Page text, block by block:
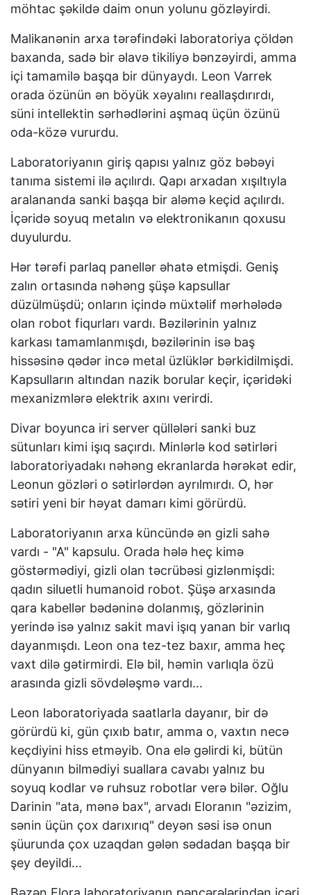
möhtac şəkildə daim onun yolunu gözləyirdi.
Malikanənin arxa tərəfindəki laboratoriya çöldən
baxanda, sadə bir əlavə tikiliyə bənzəyirdi, amma
içi tamamilə başqa bir dünyaydı. Leon Varrek
orada özünün ən böyük xəyalını reallaşdırırdı,
süni intellektin sərhədlərini aşmaq üçün özünü
oda-közə vururdu.
Laboratoriyanın giriş qapısı yalnız göz bəbəyi
tanıma sistemi ilə açılırdı. Qapı arxadan xışıltıyla
aralananda sanki başqa bir aləmə keçid açılırdı.
İçəridə soyuq metalın və elektronikanın qoxusu
duyulurdu.
Hər tərəfi parlaq panellər əhatə etmişdi. Geniş
zalın ortasında nəhəng şüşə kapsullar
düzülmüşdü; onların içində müxtəlif mərhələdə
olan robot fiqurları vardı. Bəzilərinin yalnız
karkası tamamlanmışdı, bəzilərinin isə baş
hissəsinə qədər incə metal üzlüklər bərkidilmişdi.
Kapsulların altından nazik borular keçir, içəridəki
mexanizmlərə elektrik axını verirdi.
Divar boyunca iri server qüllələri sanki buz
sütunları kimi işıq saçırdı. Minlərlə kod sətirləri
laboratoriyadakı nəhəng ekranlarda hərəkət edir,
Leonun gözləri o sətirlərdən ayrılmırdı. O, hər
sətiri yeni bir həyat damarı kimi görürdü.
Laboratoriyanın arxa küncündə ən gizli sahə
vardı - "A" kapsulu. Orada hələ heç kimə
göstərmədiyi, gizli olan təcrübəsi gizlənmişdi:
qadın siluetli humanoid robot. Şüşə arxasında
qara kabellər bədəninə dolanmış, gözlərinin
yerində isə yalnız sakit mavi işıq yanan bir varlıq
dayanmışdı. Leon ona tez-tez baxır, amma heç
vaxt dilə gətirmirdi. Elə bil, həmin varlıqla özü
arasında gizli sövdələşmə vardı...
Leon laboratoriyada saatlarla dayanır, bir də
görürdü ki, gün çıxıb batır, amma o, vaxtın necə
keçdiyini hiss etməyib. Ona elə gəlirdi ki, bütün
dünyanın bilmədiyi suallara cavabı yalnız bu
soyuq kodlar və ruhsuz robotlar verə bilər. Oğlu
Darinin "ata, mənə bax", arvadı Eloranın "əzizim,
sənin üçün çox darıxırıq" deyən səsi isə onun
şüurunda çox uzaqdan gələn sədadan başqa bir
şey deyildi...